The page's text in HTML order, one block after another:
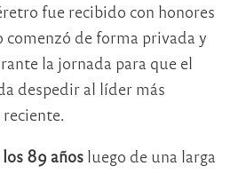
fue recibido con honores
comenzó de forma privada y
la jornada para que el
despedir al líder más
89 años luego de una larga